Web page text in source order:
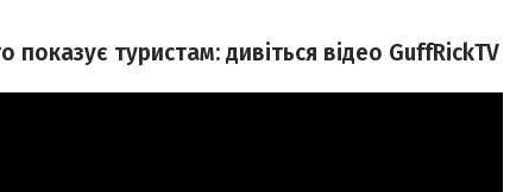
туристам: дивіться відео GuffRickTV